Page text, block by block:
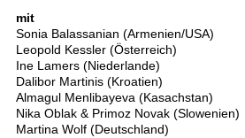
mit
Sonia Balassanian (Armenien/USA)
Leopold Kessler (Österreich)
Ine Lamers (Niederlande)
Dalibor Martinis (Kroatien)
Almagul Menlibayeva (Kasachstan)
Nika Oblak & Primoz Novak (Slowenien)
Martina Wolf (Deutschland)